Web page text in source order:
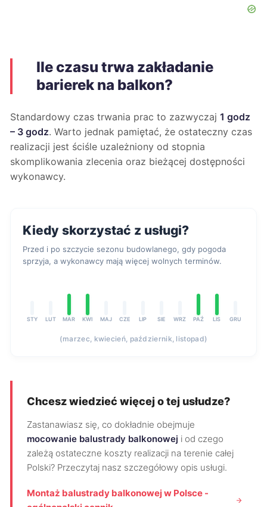
Ile czasu trwa zakładanie
barierek na balkon?
Standardowy czas trwania prac to zazwyczaj 1 godz
– 3 godz. Warto jednak pamiętać, że ostateczny czas
realizacji jest ściśle uzależniony od stopnia
skomplikowania zlecenia oraz bieżącej dostępności
wykonawcy.
Kiedy skorzystać z usługi?
Przed i po szczycie sezonu budowlanego, gdy pogoda
sprzyja, a wykonawcy mają więcej wolnych terminów.
STY LUT MAR KWI MAJ CZE LIP SIE WRZ PAŹ LIS GRU
(marzec, kwiecień, październik, listopad)
Chcesz wiedzieć więcej o tej usłudze?
Zastanawiasz się, co dokładnie obejmuje
mocowanie balustrady balkonowej i od czego
zależą ostateczne koszty realizacji na terenie całej
Polski? Przeczytaj nasz szczegółowy opis usługi.
Montaż balustrady balkonowej w Polsce -